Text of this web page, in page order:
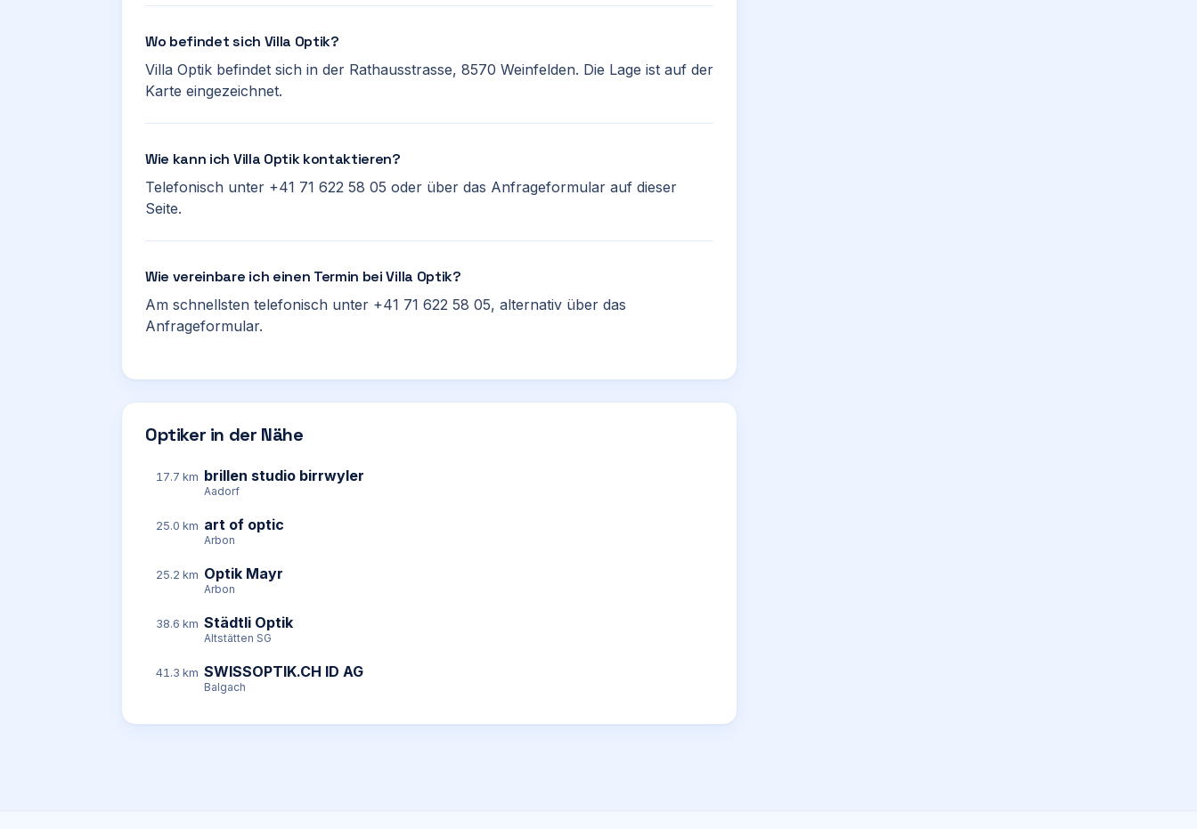
Wo befindet sich Villa Optik?
Villa Optik befindet sich in der Rathausstrasse, 8570 Weinfelden. Die Lage ist auf der
Karte eingezeichnet.
Wie kann ich Villa Optik kontaktieren?
Telefonisch unter +41 71 622 58 05 oder über das Anfrageformular auf dieser
Seite.
Wie vereinbare ich einen Termin bei Villa Optik?
Am schnellsten telefonisch unter +41 71 622 58 05, alternativ über das
Anfrageformular.
Optiker in der Nähe
17.7 km brillen studio birrwyler
Aadorf
25.0 km art of optic
Arbon
25.2 km Optik Mayr
Arbon
38.6 km Städtli Optik
Altstätten SG
41.3 km SWISSOPTIK.CH ID AG
Balgach